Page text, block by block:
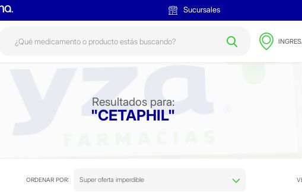
Sucursales
Resultados para:
"CETAPHIL"
ORDENAR POR: Super oferta imperdible